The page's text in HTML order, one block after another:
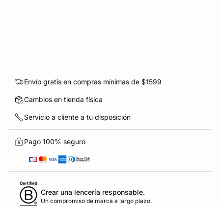
Envío gratis en compras mínimas de $1599
Cambios en tienda física
Servicio a cliente a tu disposición
Pago 100% seguro
Crear una lencería responsable.
Un compromiso de marca a largo plazo.